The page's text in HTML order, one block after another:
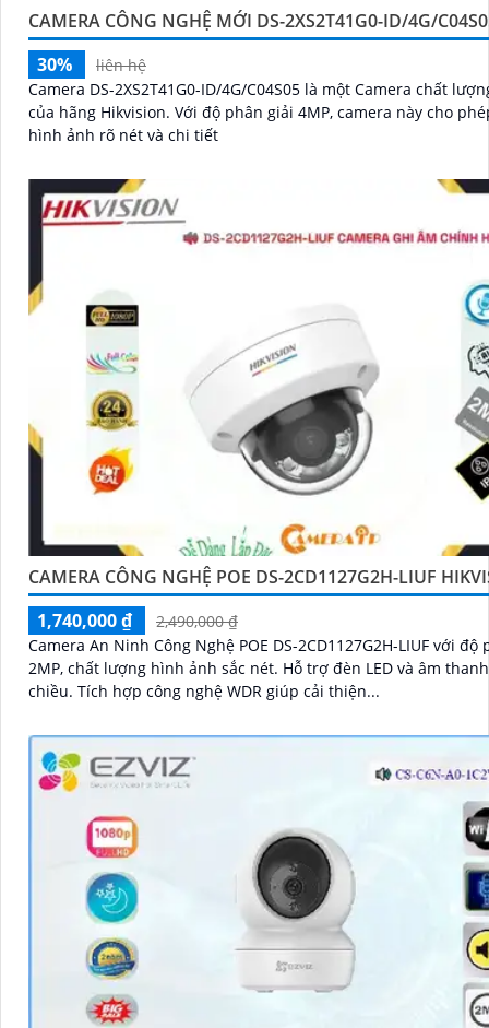
CAMERA CÔNG NGHỆ MỚI DS-2XS2T41G0-ID/4G/
30%
liên hệ
Camera DS-2XS2T41G0-ID/4G/C04S05 là một Camera chất
của hãng Hikvision. Với độ phân giải 4MP, camera này cho phép ghi lại
hình ảnh rõ nét và chi tiết
CAMERA CÔNG NGHỆ POE DS-2CD1127G2H-LIUF
1,740,000 ₫
2,490,000 ₫
Camera An Ninh Công Nghệ POE DS-2CD1127G2H-LIUF với độ
2MP, chất lượng hình ảnh sắc nét. Hỗ trợ đèn LED và âm thanh hai
chiều. Tích hợp công nghệ WDR giúp cải thiện...